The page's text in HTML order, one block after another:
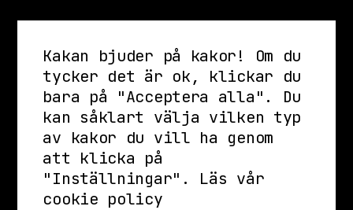
information.
- Evenemangen är stående om inget annat anges
då vi har begränsat med sittutrymme.
Se även
Kakan bjuder på kakor! Om du
tycker det är ok, klickar du
bara på "Acceptera alla". Du
kan såklart välja vilken typ
av kakor du vill ha genom
att klicka på
"Inställningar". Läs vår
cookie policy